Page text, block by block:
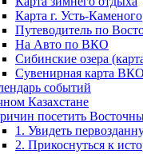
Карта г. Усть-
Путеводитель по
На Авто по ВКО
Сибинские озера
Сувенирная карта ВКО
событий
Казахстане
посетить
1. Увидеть
2. Прикоснуться к